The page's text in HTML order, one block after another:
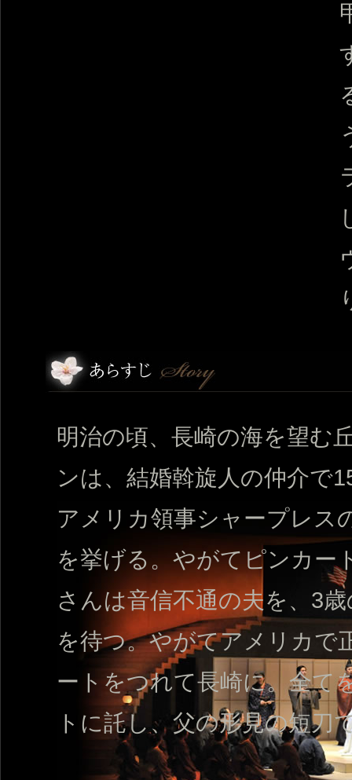
明治の頃、長崎の海を望む
ンは、結婚斡旋人の仲介で
アメリカ領事シャープレス
を挙げる。やがてピンカー
さんは音信不通の夫を、3
を待つ。やがてアメリカで
ートをつれて長崎に。全て
トに託し、父の形見の短刀